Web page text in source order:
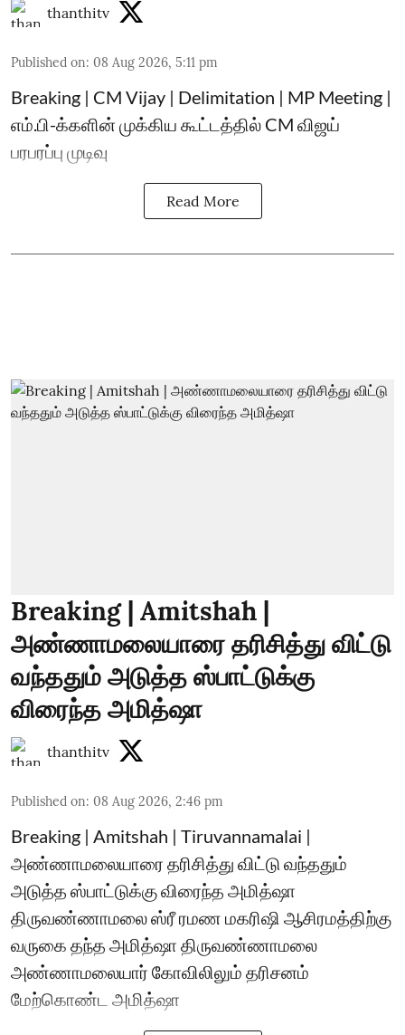
thanthitv
Published on: 08 Aug 2026, 5:11 pm
Breaking | CM Vijay | Delimitation | MP Meeting |
எம்.பி-க்களின் முக்கிய கூட்டத்தில் CM விஜய்
பரபரப்பு முடிவு
Read More
Breaking | Amitshah |
அண்ணாமலையாரை தரிசித்து விட்டு
வந்ததும் அடுத்த ஸ்பாட்டுக்கு
விரைந்த அமித்ஷா
thanthitv
Published on: 08 Aug 2026, 2:46 pm
Breaking | Amitshah | Tiruvannamalai |
அண்ணாமலையாரை தரிசித்து விட்டு வந்ததும்
அடுத்த ஸ்பாட்டுக்கு விரைந்த அமித்ஷா
திருவண்ணாமலை ஸ்ரீ ரமண மகரிஷி ஆசிரமத்திற்கு
வருகை தந்த அமித்ஷா திருவண்ணாமலை
அண்ணாமலையார் கோவிலிலும் தரிசனம்
மேற்கொண்ட அமித்ஷா